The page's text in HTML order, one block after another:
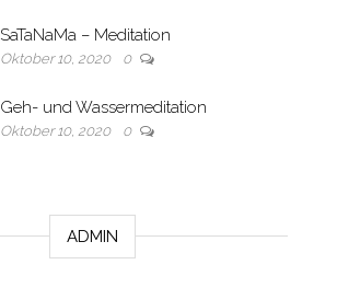
SaTaNaMa – Meditation
Oktober 10, 2020 0
Geh- und Wassermeditation
Oktober 10, 2020 0
ADMIN